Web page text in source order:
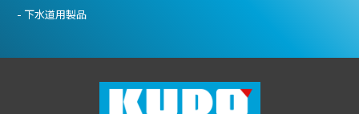
下水道用製品